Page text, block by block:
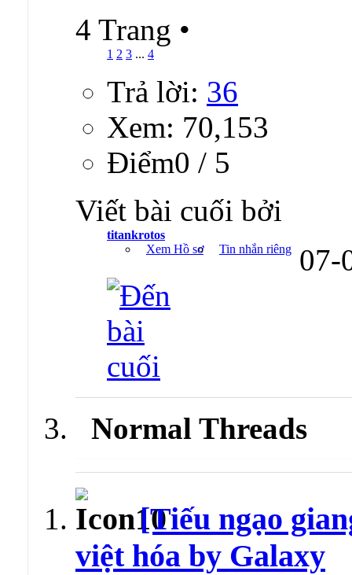
4 Trang •
1 2 3 ... 4
Trả lời: 36
Xem: 70,153
Ðiểm0 / 5
Viết bài cuối bởi
titankrotos
Xem Hồ sơ
Tin nhắn riêng 07-
Normal Threads
[Tiếu ngạo
việt hóa by Galaxy